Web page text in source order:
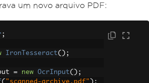
um novo arquivo PDF:
;
IronTesseract();
= new OcrInput();